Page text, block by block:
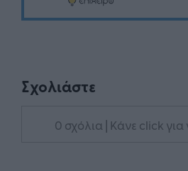
Σχολιάστε
0 σχόλια | Κάνε click για